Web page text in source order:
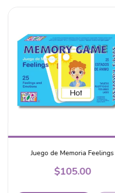
Juego de Memoria Feelings
$105.00